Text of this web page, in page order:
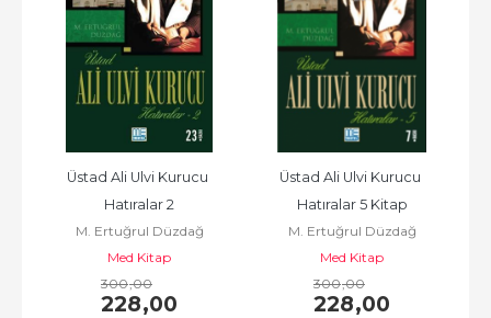
Üstad Ali Ulvi Kurucu
Hatıralar 2
M. Ertuğrul Düzdağ
Med Kitap
300,00
228,00
Üstad Ali Ulvi Kurucu
Hatıralar 5 Kitap
M. Ertuğrul Düzdağ
Med Kitap
300,00
228,00